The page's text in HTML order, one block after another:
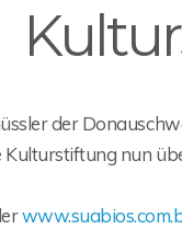
der
nun